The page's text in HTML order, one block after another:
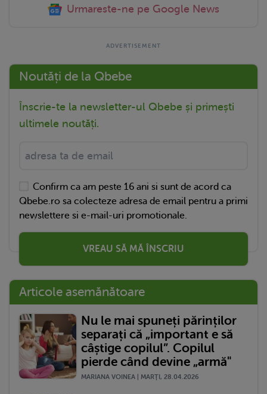
Urmareste-ne pe Google News
Noutăți de la Qbebe
Înscrie-te la newsletter-ul Qbebe și primești
ultimele noutăți.
Confirm ca am peste 16 ani si sunt de acord ca
Qbebe.ro sa colecteze adresa de email pentru a primi
newslettere si e-mail-uri promotionale.
VREAU SĂ MĂ ÎNSCRIU
Articole asemănătoare
Nu le mai spuneți părinților
separați că „important e să
câștige copilul”. Copilul
pierde când devine „armă"
MARIANA VOINEA | MARŢI, 28.04.2026